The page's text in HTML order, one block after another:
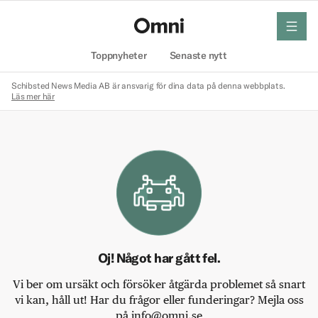
Toppnyheter Senaste nytt
meny
Schibsted News Media AB är ansvarig för dina data på denna webbplats.
Läs mer här
Oj! Något har gått fel.
Vi ber om ursäkt och försöker åtgärda problemet så snart
vi kan, håll ut! Har du frågor eller funderingar? Mejla oss